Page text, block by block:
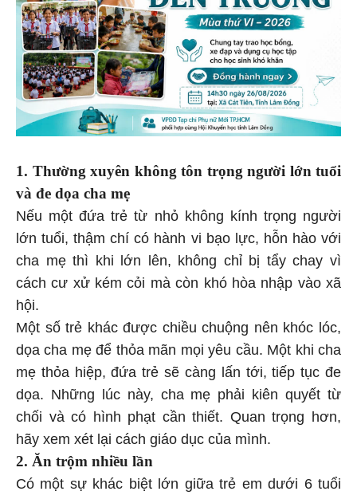
1. Thường xuyên không tôn trọng người lớn tuổi
và đe dọa cha mẹ
Nếu một đứa trẻ từ nhỏ không kính trọng người
lớn tuổi, thậm chí có hành vi bạo lực, hỗn hào với
cha mẹ thì khi lớn lên, không chỉ bị tẩy chay vì
cách cư xử kém cỏi mà còn khó hòa nhập vào xã
hội.
Một số trẻ khác được chiều chuộng nên khóc lóc,
dọa cha mẹ để thỏa mãn mọi yêu cầu. Một khi cha
mẹ thỏa hiệp, đứa trẻ sẽ càng lấn tới, tiếp tục đe
dọa. Những lúc này, cha mẹ phải kiên quyết từ
chối và có hình phạt cần thiết. Quan trọng hơn,
hãy xem xét lại cách giáo dục của mình.
2. Ăn trộm nhiều lần
Có một sự khác biệt lớn giữa trẻ em dưới 6 tuổi